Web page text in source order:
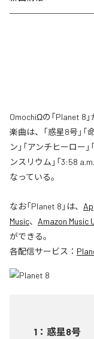
OmochiΩの「Planet 8
楽曲は、「惑星8号」「
ン」「アンチヒーロー
ンスリウム」「3:58
なっている。
なお「Planet 8 」は、
Music、 Amazon Music
ができる。
各配信サービス：
1 ： 惑星8号